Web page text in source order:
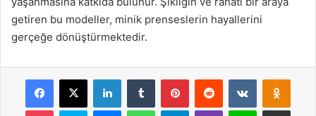
getiren bu modeller, minik prenseslerin hayallerini
gerçeğe dönüştürmektedir.
Facebook
X LinkedInTumblr PinterestReddit VKontakte
Pocket Skype MessengerWhatsAppTelegramViber Line E-Posta ile